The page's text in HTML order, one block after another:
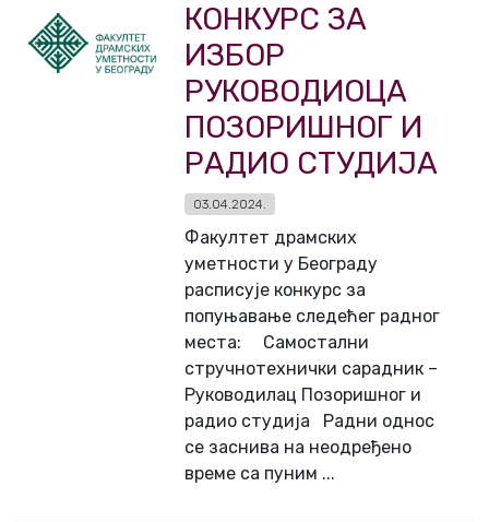
КОНКУРС ЗА
ИЗБОР
РУКОВОДИОЦА
ПОЗОРИШНОГ И
РАДИО СТУДИЈА
03.04.2024.
Факултет драмских
уметности у Београду
расписује конкурс за
попуњавање следећег радног
места: Самостални
стручнотехнички сарадник –
Руководилац Позоришног и
радио студија Радни однос
се заснива на неодређено
време са пуним ...